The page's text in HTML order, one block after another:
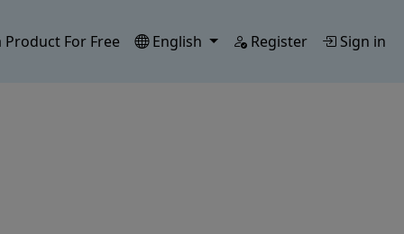
Product For Free English Register Sign in